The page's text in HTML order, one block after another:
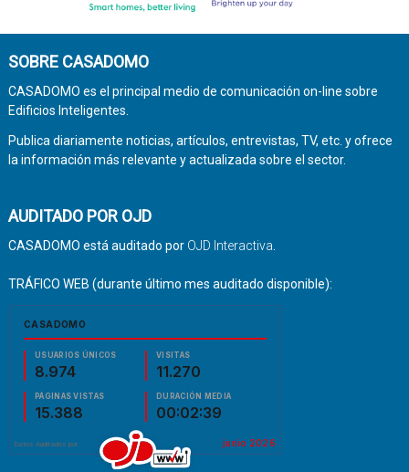
SOBRE CASADOMO
CASADOMO es el principal medio de comunicación on-line sobre
Edificios Inteligentes.
Publica diariamente noticias, artículos, entrevistas, TV, etc. y ofrece
la información más relevante y actualizada sobre el sector.
AUDITADO POR OJD
CASADOMO está auditado por OJD Interactiva
TRÁFICO WEB (durante último mes auditado disponible):